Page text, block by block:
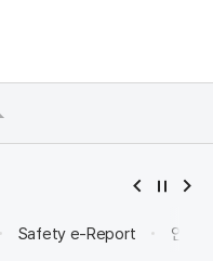
Safety e-Report 안전